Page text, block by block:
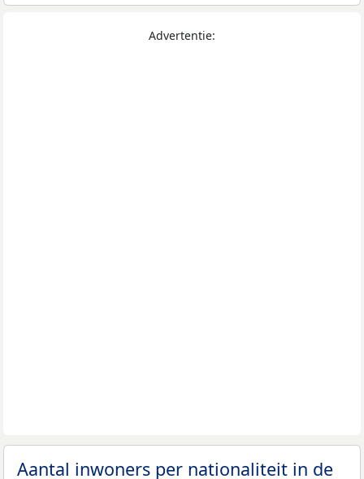
Advertentie:
Aantal inwoners per nationaliteit in de